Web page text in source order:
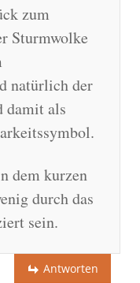
zum
Sturmwolke
natürlich der
damit als
dem kurzen
durch das
sein.
Antworten